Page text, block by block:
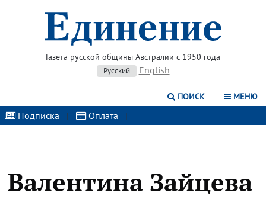
Газета русской общины Австралии с 1950 года
Русский English
ПОИСК МЕНЮ
Подписка | Оплата |
Валентина Зайцева